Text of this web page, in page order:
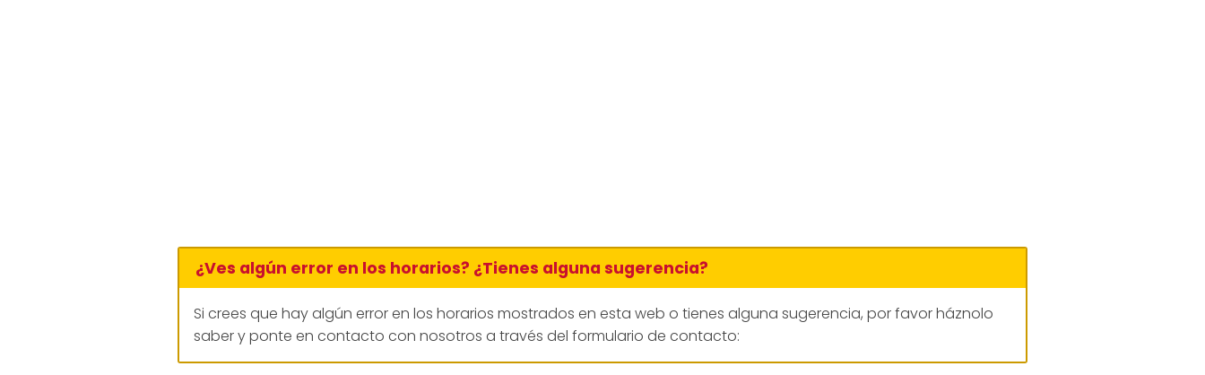
¿Ves algún error en los horarios? ¿Tienes alguna sugerencia?
Si crees que hay algún error en los horarios mostrados en esta web o tienes alguna sugerencia, por favor háznolo
saber y ponte en contacto con nosotros a través del formulario de contacto: